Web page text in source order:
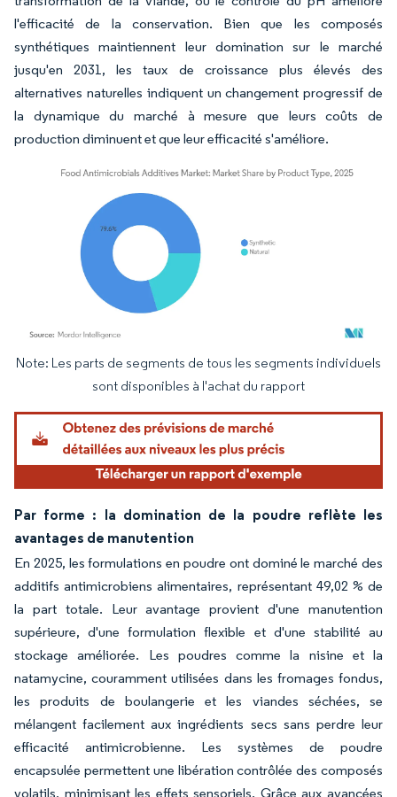
l'efficacité de la conservation. Bien que les composés
synthétiques maintiennent leur domination sur le marché
jusqu'en 2031, les taux de croissance plus élevés des
alternatives naturelles indiquent un changement progressif de
la dynamique du marché à mesure que leurs coûts de
production diminuent et que leur efficacité s'améliore.
Image © Mordor Intelligence. La réutilisation nécessite une attribution sous CC BY
Note: Les parts de segments de tous les segments individuels
sont disponibles à l'achat du rapport
Par forme : la domination de la poudre reflète les
avantages de manutention
En 2025, les formulations en poudre ont dominé le marché des
additifs antimicrobiens alimentaires, représentant 49,02 % de
la part totale. Leur avantage provient d'une manutention
supérieure, d'une formulation flexible et d'une stabilité au
stockage améliorée. Les poudres comme la nisine et la
natamycine, couramment utilisées dans les fromages fondus,
les produits de boulangerie et les viandes séchées, se
mélangent facilement aux ingrédients secs sans perdre leur
efficacité antimicrobienne. Les systèmes de poudre
encapsulée permettent une libération contrôlée des composés
volatils, minimisant les effets sensoriels. Grâce aux avancées